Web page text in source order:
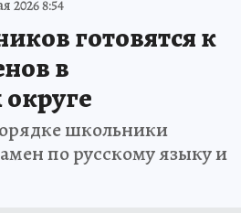
2026 8:54
готовятся к
в
школьники
по русскому языку и